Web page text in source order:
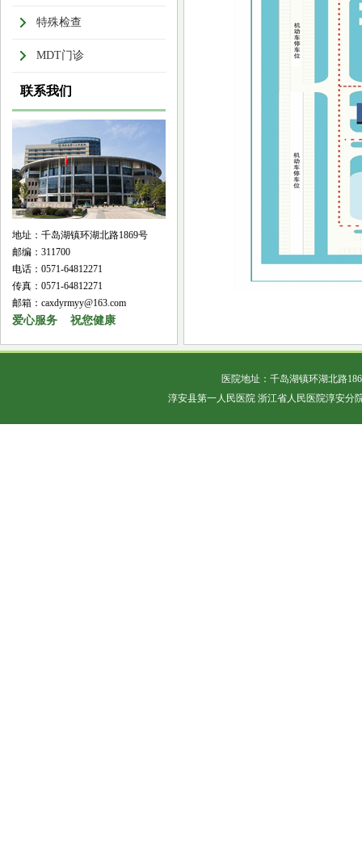
特殊检查
MDT门诊
联系我们
地址：千岛湖镇环湖北路1869号
邮编：311700
电话：0571-64812271
传真：0571-64812271
邮箱：caxdyrmyy@163.com
爱心服务 祝您健康
医院地址：千岛湖镇环湖北路
淳安县第一人民医院 浙江省人民医院淳安分